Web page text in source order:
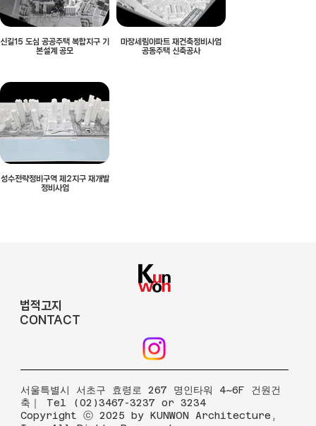
신길15 도심 공공주택 복합지구 기
본설계 공모
마장세림아파트 재건축정비사업
공동주택 신축공사
성수전략정비구역 제2지구 재개발
정비사업
법적고지
CONTACT
​서울특별시 서초구 효령로 267 명인타워 4~6F 건원건
축｜ Tel (02)3467-3237 or 3234
Copyright ⓒ 2025 by KUNWON Architecture,